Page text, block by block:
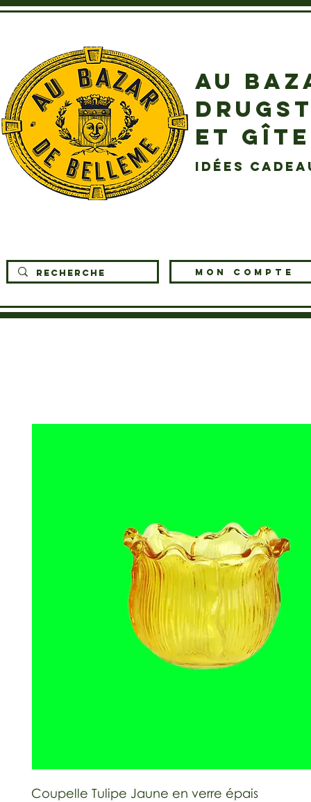
AU
ET
idées
MON COMPTE
Coupelle Tulipe Jaune en verre épais